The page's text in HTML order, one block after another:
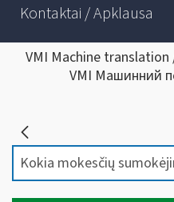
Kontaktai / Apklausa
VMI Machine
VMI Машинний